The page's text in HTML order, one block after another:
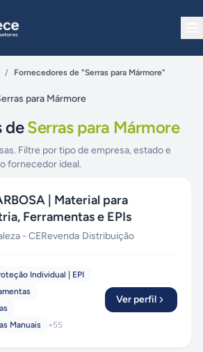
/ Fornecedores de "Serras para Mármore"
para Mármore
deSerras para Mármore
Filtre por tipo de empresa, estado e
fornecedor ideal.
| Material para
Ferramentas e EPIs
- CERevenda·Distribuição
Individual | EPI
Manuais
+55
Ver perfil